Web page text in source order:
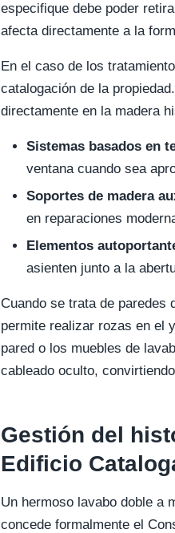
especifique debe poder
afecta directamente a la
En el caso de los
catalogación de la
directamente en la madera
Sistemas basados en
ventana cuando sea
Soportes de madera
en reparaciones
Elementos
asienten junto a la
Cuando se trata de
permite realizar rozas en el
pared o los muebles de
cableado oculto,
Gestión del
Edificio
Un hermoso lavabo doble a
concede formalmente el